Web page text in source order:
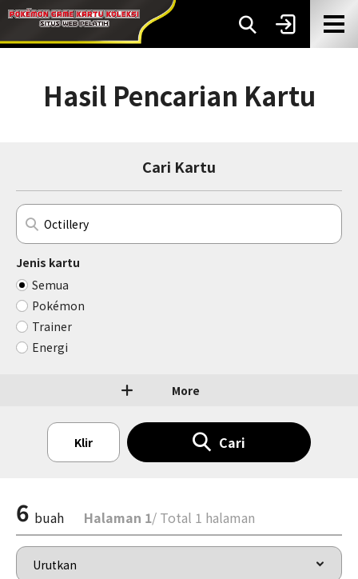
Hasil Pencarian Kartu
Cari Kartu
Jenis kartu
Semua
Pokémon
Trainer
Energi
More
Klir Cari
6 buah Halaman 1/ Total 1 halaman